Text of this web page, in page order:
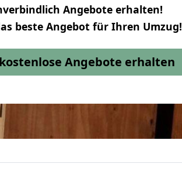
Angebote erhalten!
beste Angebot für Ihren Umzug!
Angebote erhalten